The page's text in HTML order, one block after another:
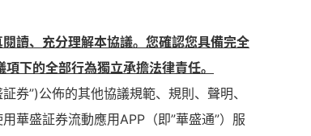
讀、充分理解本協議。您確認您具備完全
下的全部行為獨立承擔法律責任。
券”)公佈的其他協議規範、規則、聲明、
華盛証券流動應用APP（即”華盛通”）服